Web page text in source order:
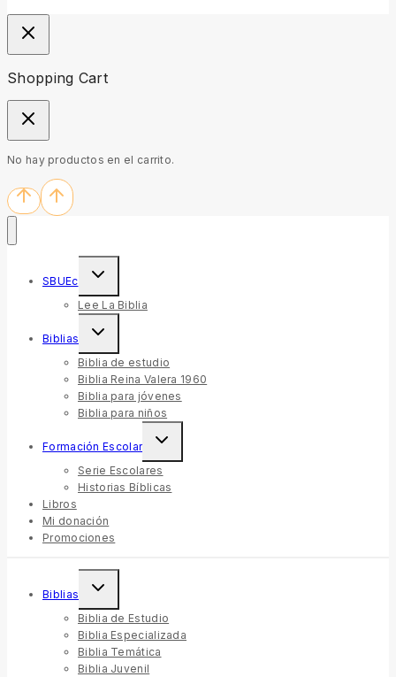
Shopping Cart
No hay productos en el carrito.
SBUEc
Lee La Biblia
Biblias
Biblia de estudio
Biblia Reina Valera 1960
Biblia para jóvenes
Biblia para niños
Formación Escolar
Serie Escolares
Historias Bíblicas
Libros
Mi donación
Promociones
Biblias
Biblia de Estudio
Biblia Especializada
Biblia Temática
Biblia Juvenil